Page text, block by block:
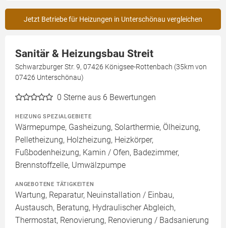
Jetzt Betriebe für Heizungen in Unterschönau vergleichen
Sanitär & Heizungsbau Streit
Schwarzburger Str. 9, 07426 Königsee-Rottenbach (35km von
07426 Unterschönau)
0 Sterne aus 6 Bewertungen
HEIZUNG SPEZIALGEBIETE
Wärmepumpe, Gasheizung, Solarthermie, Ölheizung,
Pelletheizung, Holzheizung, Heizkörper,
Fußbodenheizung, Kamin / Ofen, Badezimmer,
Brennstoffzelle, Umwälzpumpe
ANGEBOTENE TÄTIGKEITEN
Wartung, Reparatur, Neuinstallation / Einbau,
Austausch, Beratung, Hydraulischer Abgleich,
Thermostat, Renovierung, Renovierung / Badsanierung